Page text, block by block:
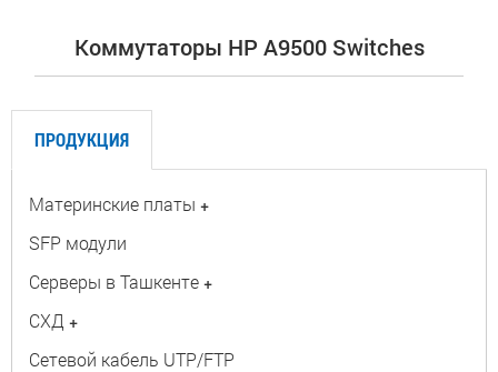
Kоммутаторы HP A9500 Switches
ПРОДУКЦИЯ
Материнские платы +
SFP модули
Серверы в Ташкенте +
СХД +
Сетевой кабель UTP/FTP